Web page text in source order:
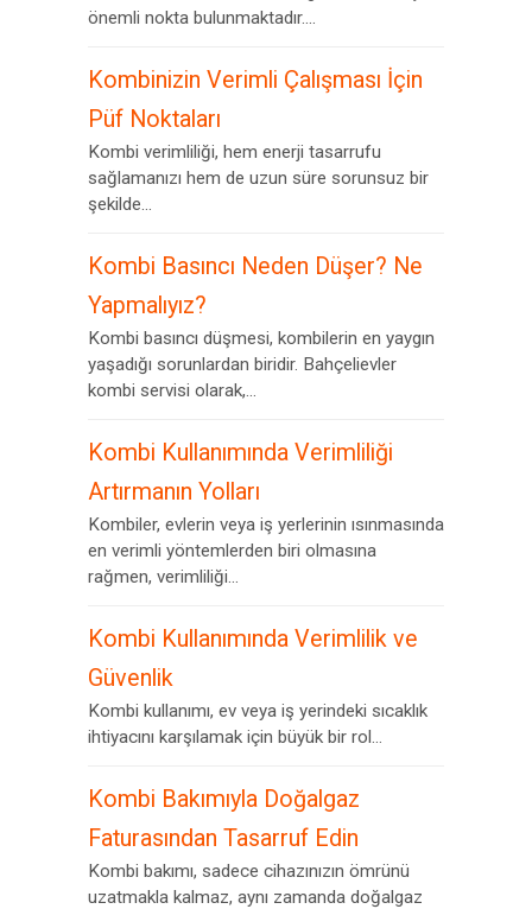
önemli nokta bulunmaktadır....
Kombinizin Verimli Çalışması İçin
Püf Noktaları
Kombi verimliliği, hem enerji tasarrufu
sağlamanızı hem de uzun süre sorunsuz bir
şekilde...
Kombi Basıncı Neden Düşer? Ne
Yapmalıyız?
Kombi basıncı düşmesi, kombilerin en yaygın
yaşadığı sorunlardan biridir. Bahçelievler
kombi servisi olarak,...
Kombi Kullanımında Verimliliği
Artırmanın Yolları
Kombiler, evlerin veya iş yerlerinin ısınmasında
en verimli yöntemlerden biri olmasına
rağmen, verimliliği...
Kombi Kullanımında Verimlilik ve
Güvenlik
Kombi kullanımı, ev veya iş yerindeki sıcaklık
ihtiyacını karşılamak için büyük bir rol...
Kombi Bakımıyla Doğalgaz
Faturasından Tasarruf Edin
Kombi bakımı, sadece cihazınızın ömrünü
uzatmakla kalmaz, aynı zamanda doğalgaz